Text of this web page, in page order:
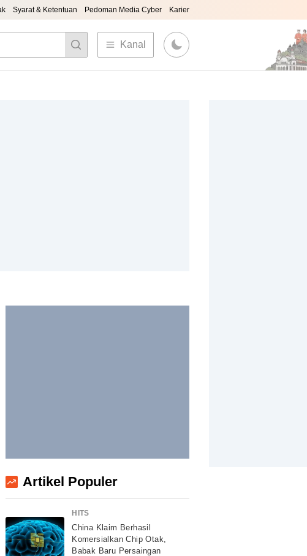
Syarat & Ketentuan Pedoman Media Cyber Karier
Kanal
Artikel Populer
HITS
China Klaim Berhasil
Komersialkan Chip Otak,
Babak Baru Persaingan